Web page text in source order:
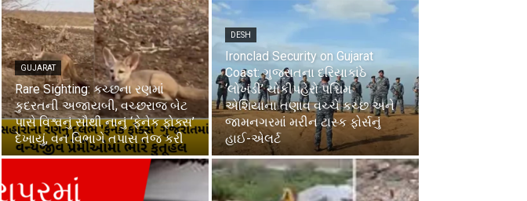
GUJARAT
Rare Sighting: કચ્છના રણમાં
કુદરતની અજાયબી, વચ્છરાજ બેટ
પાસે વિશ્વનું સૌથી નાનું ‘ફેનેક ફોક્સ’
દેખાયું, વન વિભાગે તપાસ તેજ કરી
DESH
Ironclad Security on Gujarat
Coast: ગુજરાતના દરિયાકાંઠે
‘લોખંડી’ ચોકીપહેરો પશ્ચિમ
એશિયાના તણાવ વચ્ચે કચ્છ અને
જામનગરમાં મરીન ટાસ્ક ફોર્સનું
હાઈ-એલર્ટ